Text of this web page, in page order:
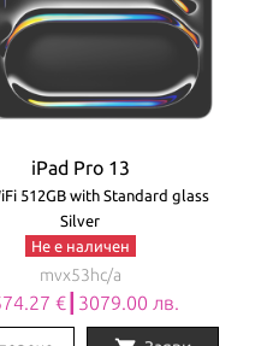
iPad Pro 13
512GB with Standard glass
Silver
Не е наличен
mvx53hc/a
€┃3079.00 лв.